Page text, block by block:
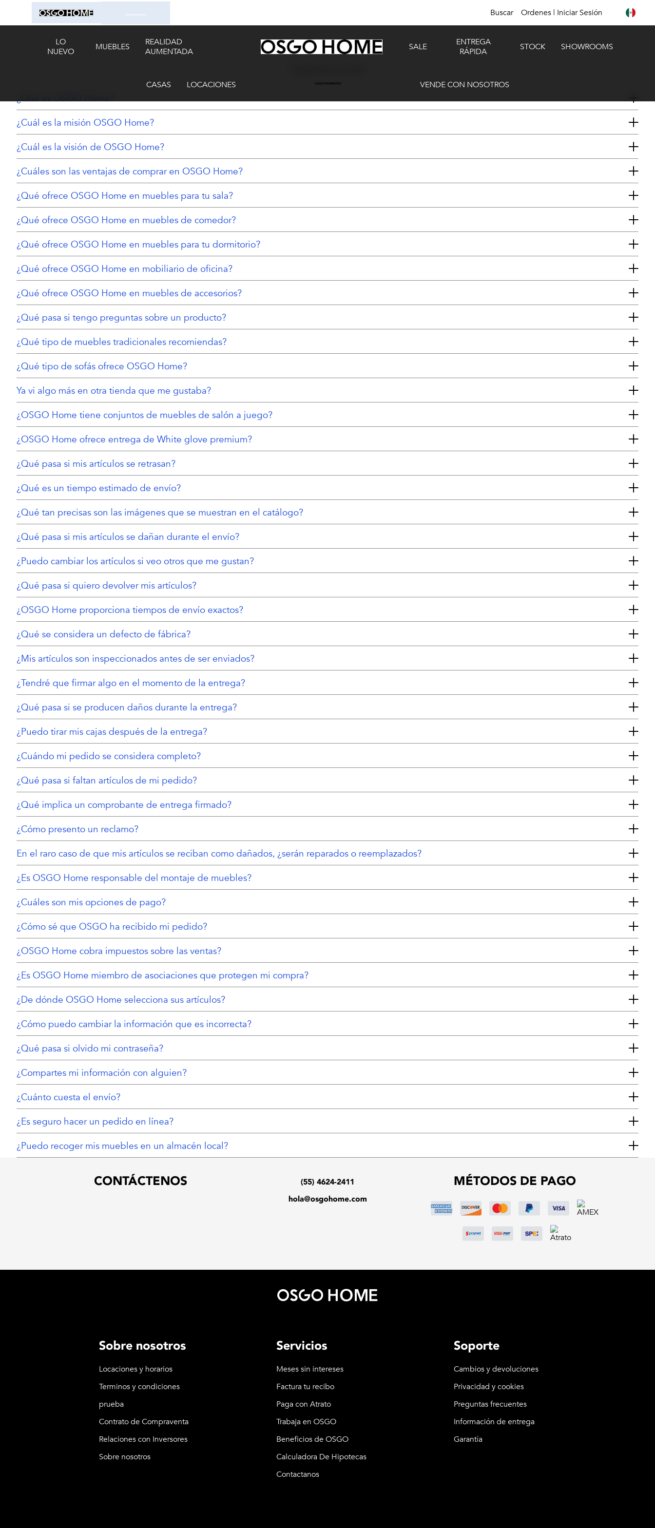
Buscar Ordenes | Iniciar Sesión
LO
NUEVO
MUEBLES
REALIDAD
AUMENTADA
SALE
ENTREGA
RÁPIDA
STOCK SHOWROOMS
CASAS LOCACIONES VENDE CON NOSOTROS
¿Cuál es la misión OSGO Home?
¿Cuál es la visión de OSGO Home?
¿Cuáles son las ventajas de comprar en OSGO Home?
¿Qué ofrece OSGO Home en muebles para tu sala?
¿Qué ofrece OSGO Home en muebles de comedor?
¿Qué ofrece OSGO Home en muebles para tu dormitorio?
¿Qué ofrece OSGO Home en mobiliario de oficina?
¿Qué ofrece OSGO Home en muebles de accesorios?
¿Qué pasa si tengo preguntas sobre un producto?
¿Qué tipo de muebles tradicionales recomiendas?
¿Qué tipo de sofás ofrece OSGO Home?
Ya vi algo más en otra tienda que me gustaba?
¿OSGO Home tiene conjuntos de muebles de salón a juego?
¿OSGO Home ofrece entrega de White glove premium?
¿Qué pasa si mis artículos se retrasan?
¿Qué es un tiempo estimado de envío?
¿Qué tan precisas son las imágenes que se muestran en el catálogo?
¿Qué pasa si mis artículos se dañan durante el envío?
¿Puedo cambiar los artículos si veo otros que me gustan?
¿Qué pasa si quiero devolver mis artículos?
¿OSGO Home proporciona tiempos de envío exactos?
¿Qué se considera un defecto de fábrica?
¿Mis artículos son inspeccionados antes de ser enviados?
¿Tendré que firmar algo en el momento de la entrega?
¿Qué pasa si se producen daños durante la entrega?
¿Puedo tirar mis cajas después de la entrega?
¿Cuándo mi pedido se considera completo?
¿Qué pasa si faltan artículos de mi pedido?
¿Qué implica un comprobante de entrega firmado?
¿Cómo presento un reclamo?
En el raro caso de que mis artículos se reciban como dañados, ¿serán reparados o reemplazados?
¿Es OSGO Home responsable del montaje de muebles?
¿Cuáles son mis opciones de pago?
¿Cómo sé que OSGO ha recibido mi pedido?
¿OSGO Home cobra impuestos sobre las ventas?
¿Es OSGO Home miembro de asociaciones que protegen mi compra?
¿De dónde OSGO Home selecciona sus artículos?
¿Cómo puedo cambiar la información que es incorrecta?
¿Qué pasa si olvido mi contraseña?
¿Compartes mi información con alguien?
¿Cuánto cuesta el envío?
¿Es seguro hacer un pedido en línea?
¿Puedo recoger mis muebles en un almacén local?
CONTÁCTENOS
(55) 4624-2411
hola@osgohome.com
MÉTODOS DE PAGO
Sobre nosotros
Locaciones y horarios
Terminos y condiciones
prueba
Contrato de Compraventa
Relaciones con Inversores
Sobre nosotros
Servicios
Meses sin intereses
Factura tu recibo
Paga con Atrato
Trabaja en OSGO
Beneficios de OSGO
Calculadora De Hipotecas
Contactanos
Soporte
Cambios y devoluciones
Privacidad y cookies
Preguntas frecuentes
Información de entrega
Garantía